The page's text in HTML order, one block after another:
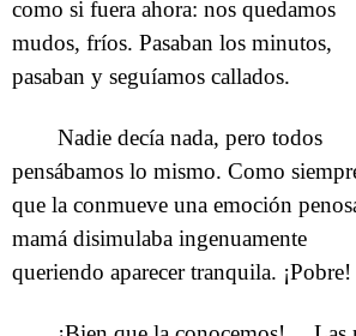
como si fuera ahora: nos quedamos
mudos, fríos. Pasaban los minutos,
pasaban y seguíamos callados.
Nadie decía nada, pero todos
pensábamos lo mismo. Como
que la conmueve una emoción
mamá disimulaba ingenuamente
queriendo aparecer tranquila. ¡Pobre!